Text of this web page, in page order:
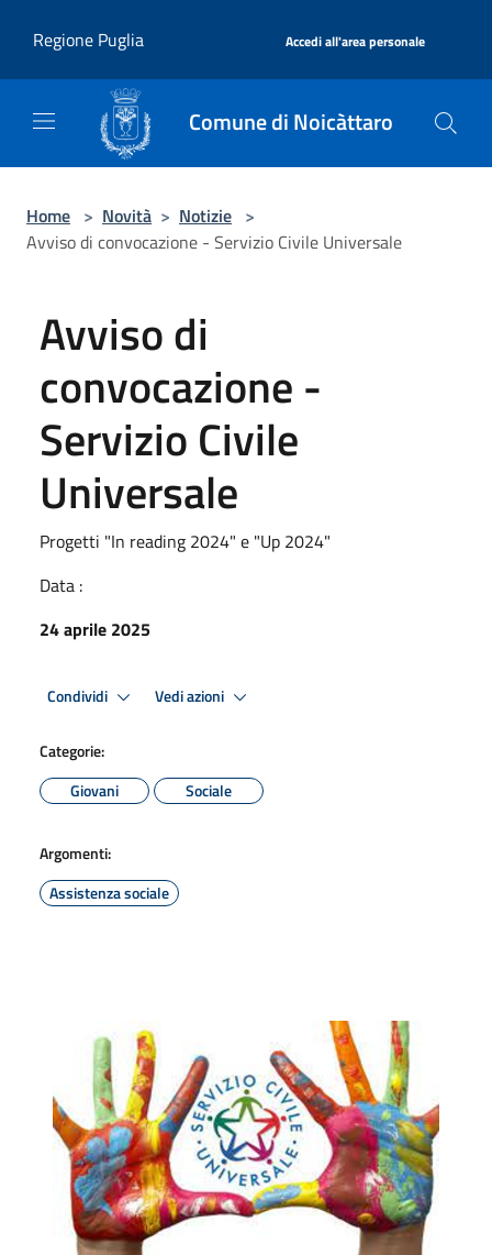
Regione Puglia
Accedi all'area personale
Comune di Noicàttaro
Home > Novità > Notizie >
Avviso di convocazione - Servizio Civile Universale
Avviso di
convocazione -
Servizio Civile
Universale
Progetti "In reading 2024" e "Up 2024"
Data :
24 aprile 2025
Condividi Vedi azioni
Categorie:
Giovani
Sociale
Argomenti:
Assistenza sociale